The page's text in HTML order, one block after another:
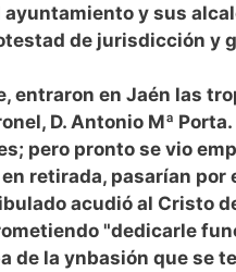
y sus
de jurisdicción y
entraron en Jaén las
D. Antonio Mª
pero pronto se vio
retirada, pasarían por
acudió al Cristo
"dedicarle
de la ynbasión que se